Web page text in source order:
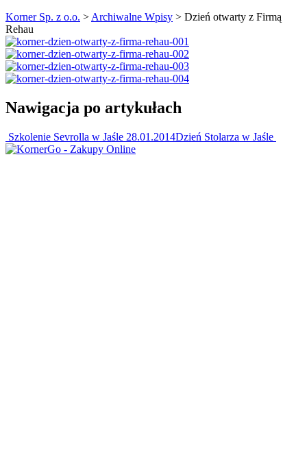
Korner Sp. z o.o. > Archiwalne Wpisy > Dzień otwarty z Firmą
Rehau
Nawigacja po artykułach
Szkolenie Sevrolla w Jaśle 28.01.2014Dzień Stolarza w Jaśle